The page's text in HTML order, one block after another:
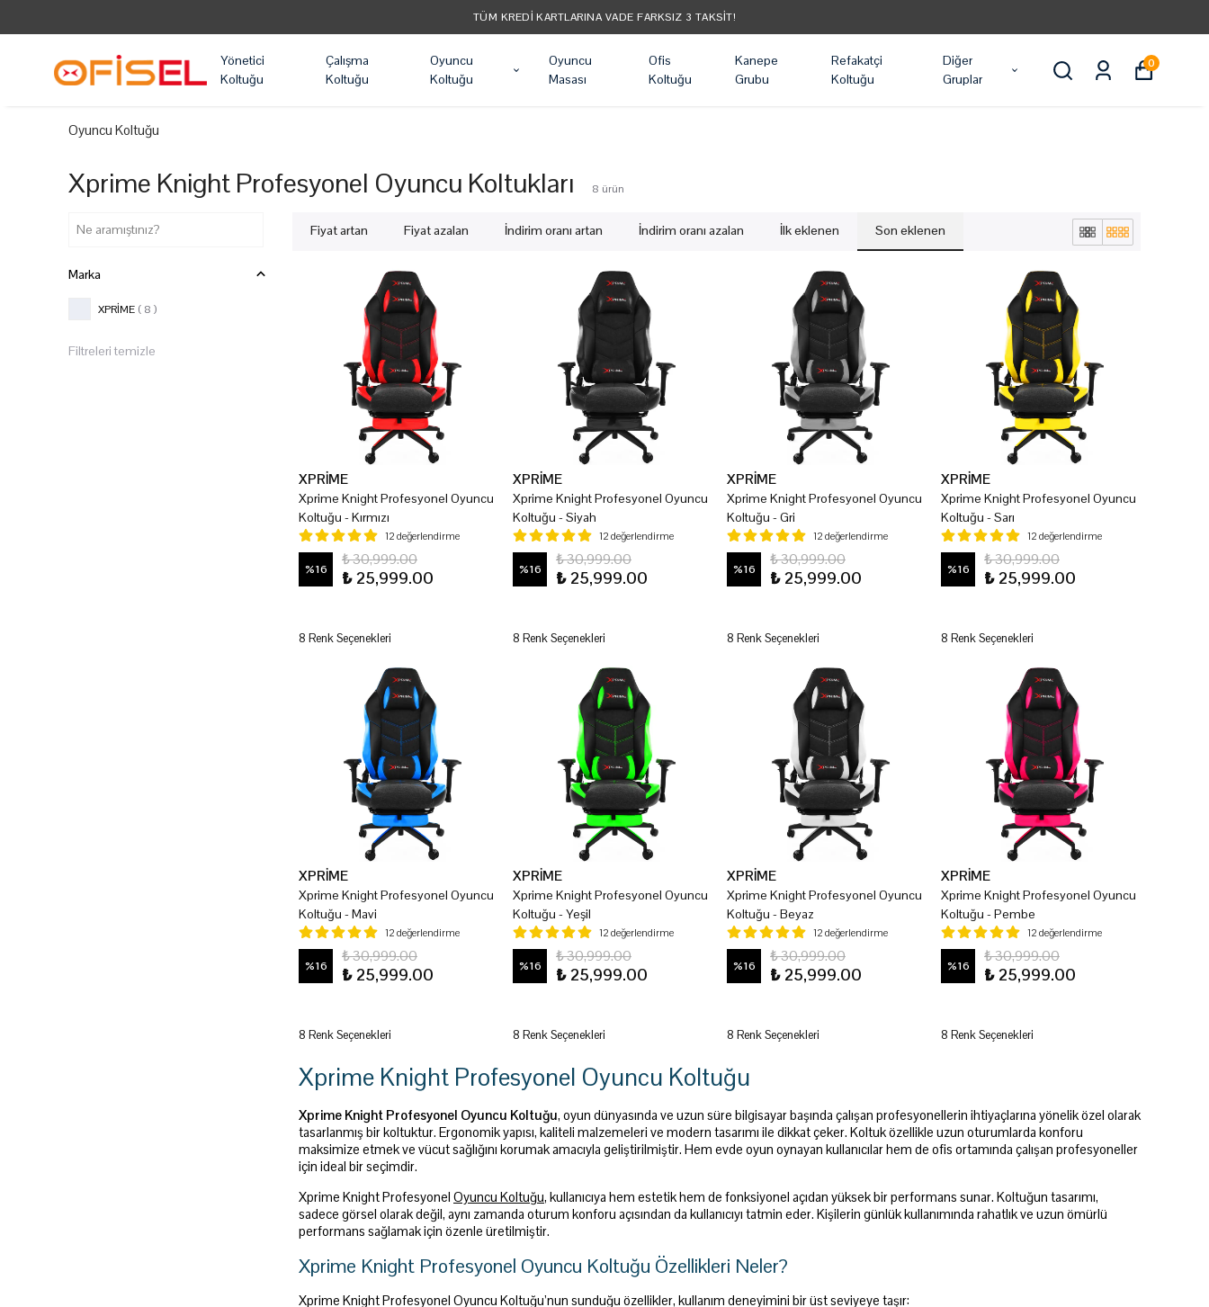
TÜM KREDI KARTLARINA VADE FARKSIZ 3 TAKSIT!
Yönetici
Koltuğu
Çalışma
Koltuğu
Oyuncu
Koltuğu
Oyuncu
Masası
Ofis
Koltuğu
Kanepe
Grubu
Refakatçi
Koltuğu
Diğer
Gruplar
0
Oyuncu Koltuğu
Xprime Knight Profesyonel Oyuncu Koltukları 8 ürün
Fiyat artan Fiyat azalan İndirim oranı artan İndirim oranı azalan İlk eklenen Son eklenen
Marka
XPRİME ( 8 )
Filtreleri temizle
XPRİME
Xprime Knight Profesyonel Oyuncu
Koltuğu - Kırmızı
12 değerlendirme
%16
₺ 30,999.00
₺ 25,999.00
8 Renk Seçenekleri
XPRİME
Xprime Knight Profesyonel Oyuncu
Koltuğu - Siyah
12 değerlendirme
%16
₺ 30,999.00
₺ 25,999.00
8 Renk Seçenekleri
XPRİME
Xprime Knight Profesyonel Oyuncu
Koltuğu - Gri
12 değerlendirme
%16
₺ 30,999.00
₺ 25,999.00
8 Renk Seçenekleri
XPRİME
Xprime Knight Profesyonel Oyuncu
Koltuğu - Sarı
12 değerlendirme
%16
₺ 30,999.00
₺ 25,999.00
8 Renk Seçenekleri
XPRİME
Xprime Knight Profesyonel Oyuncu
Koltuğu - Mavi
12 değerlendirme
%16
₺ 30,999.00
₺ 25,999.00
8 Renk Seçenekleri
XPRİME
Xprime Knight Profesyonel Oyuncu
Koltuğu - Yeşil
12 değerlendirme
%16
₺ 30,999.00
₺ 25,999.00
8 Renk Seçenekleri
XPRİME
Xprime Knight Profesyonel Oyuncu
Koltuğu - Beyaz
12 değerlendirme
%16
₺ 30,999.00
₺ 25,999.00
8 Renk Seçenekleri
XPRİME
Xprime Knight Profesyonel Oyuncu
Koltuğu - Pembe
12 değerlendirme
%16
₺ 30,999.00
₺ 25,999.00
8 Renk Seçenekleri
Xprime Knight Profesyonel Oyuncu Koltuğu
Xprime Knight Profesyonel Oyuncu Koltuğu, oyun dünyasında ve uzun süre bilgisayar başında çalışan profesyonellerin ihtiyaçlarına yönelik özel olarak
tasarlanmış bir koltuktur. Ergonomik yapısı, kaliteli malzemeleri ve modern tasarımı ile dikkat çeker. Koltuk özellikle uzun oturumlarda konforu
maksimize etmek ve vücut sağlığını korumak amacıyla geliştirilmiştir. Hem evde oyun oynayan kullanıcılar hem de ofis ortamında çalışan profesyoneller
için ideal bir seçimdir.
Xprime Knight Profesyonel Oyuncu Koltuğu, kullanıcıya hem estetik hem de fonksiyonel açıdan yüksek bir performans sunar. Koltuğun tasarımı,
sadece görsel olarak değil, aynı zamanda oturum konforu açısından da kullanıcıyı tatmin eder. Kişilerin günlük kullanımında rahatlık ve uzun ömürlü
performans sağlamak için özenle üretilmiştir.
Xprime Knight Profesyonel Oyuncu Koltuğu Özellikleri Neler?
Xprime Knight Profesyonel Oyuncu Koltuğu’nun sunduğu özellikler, kullanım deneyimini bir üst seviyeye taşır: